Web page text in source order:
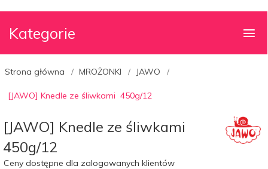
Kategorie
Strona główna MROŻONKI JAWO
[JAWO] Knedle ze śliwkami 450g/12
[JAWO] Knedle ze śliwkami
450g/12
Ceny dostępne dla zalogowanych klientów